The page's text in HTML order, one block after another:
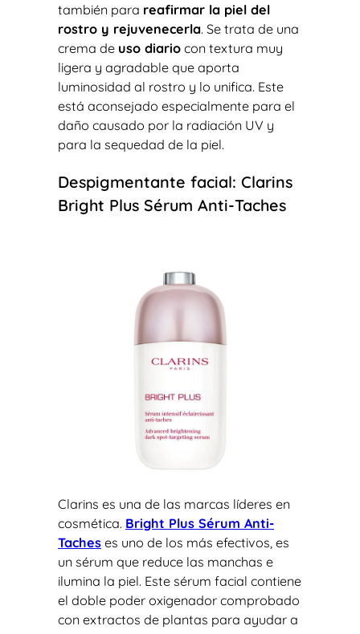
también para reafirmar la piel del
rostro y rejuvenecerla. Se trata de una
crema de uso diario con textura muy
ligera y agradable que aporta
luminosidad al rostro y lo unifica. Este
está aconsejado especialmente para el
daño causado por la radiación UV y
para la sequedad de la piel.
Despigmentante facial: Clarins
Bright Plus Sérum Anti-Taches
Clarins es una de las marcas líderes en
cosmética. Bright Plus Sérum Anti-
Taches es uno de los más efectivos, es
un sérum que reduce las manchas e
ilumina la piel. Este sérum facial contiene
el doble poder oxigenador comprobado
con extractos de plantas para ayudar a